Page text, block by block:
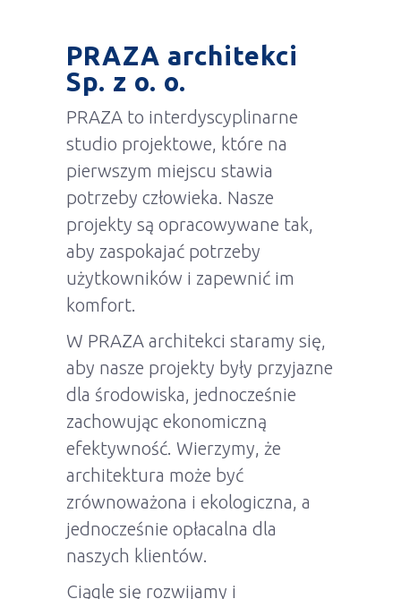
PRAZA architekci
Sp. z o. o.
PRAZA to interdyscyplinarne
studio projektowe, które na
pierwszym miejscu stawia
potrzeby człowieka. Nasze
projekty są opracowywane tak,
aby zaspokajać potrzeby
użytkowników i zapewnić im
komfort.
W PRAZA architekci staramy się,
aby nasze projekty były przyjazne
dla środowiska, jednocześnie
zachowując ekonomiczną
efektywność. Wierzymy, że
architektura może być
zrównoważona i ekologiczna, a
jednocześnie opłacalna dla
naszych klientów.
Ciągle się rozwijamy i